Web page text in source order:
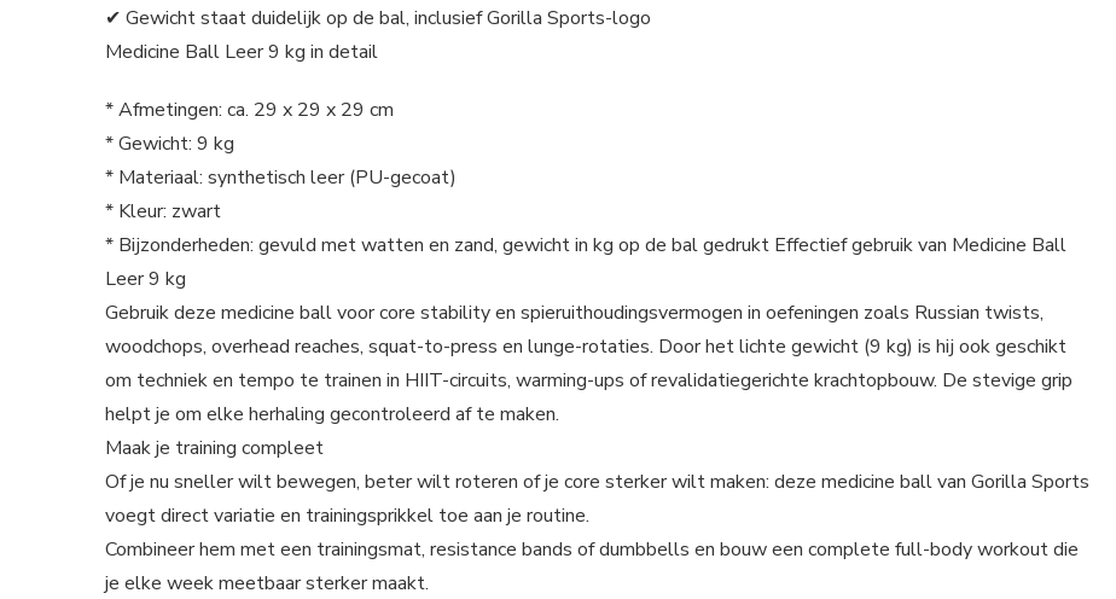
✔ Gewicht staat duidelijk op de bal, inclusief Gorilla Sports-logo
Medicine Ball Leer 9 kg in detail
* Afmetingen: ca. 29 x 29 x 29 cm
* Gewicht: 9 kg
* Materiaal: synthetisch leer (PU-gecoat)
* Kleur: zwart
* Bijzonderheden: gevuld met watten en zand, gewicht in kg op de bal gedrukt Effectief gebruik van Medicine Ball
Leer 9 kg
Gebruik deze medicine ball voor core stability en spieruithoudingsvermogen in oefeningen zoals Russian twists,
woodchops, overhead reaches, squat-to-press en lunge-rotaties. Door het lichte gewicht (9 kg) is hij ook geschikt
om techniek en tempo te trainen in HIIT-circuits, warming-ups of revalidatiegerichte krachtopbouw. De stevige grip
helpt je om elke herhaling gecontroleerd af te maken.
Maak je training compleet
Of je nu sneller wilt bewegen, beter wilt roteren of je core sterker wilt maken: deze medicine ball van Gorilla Sports
voegt direct variatie en trainingsprikkel toe aan je routine.
Combineer hem met een trainingsmat, resistance bands of dumbbells en bouw een complete full-body workout die
je elke week meetbaar sterker maakt.